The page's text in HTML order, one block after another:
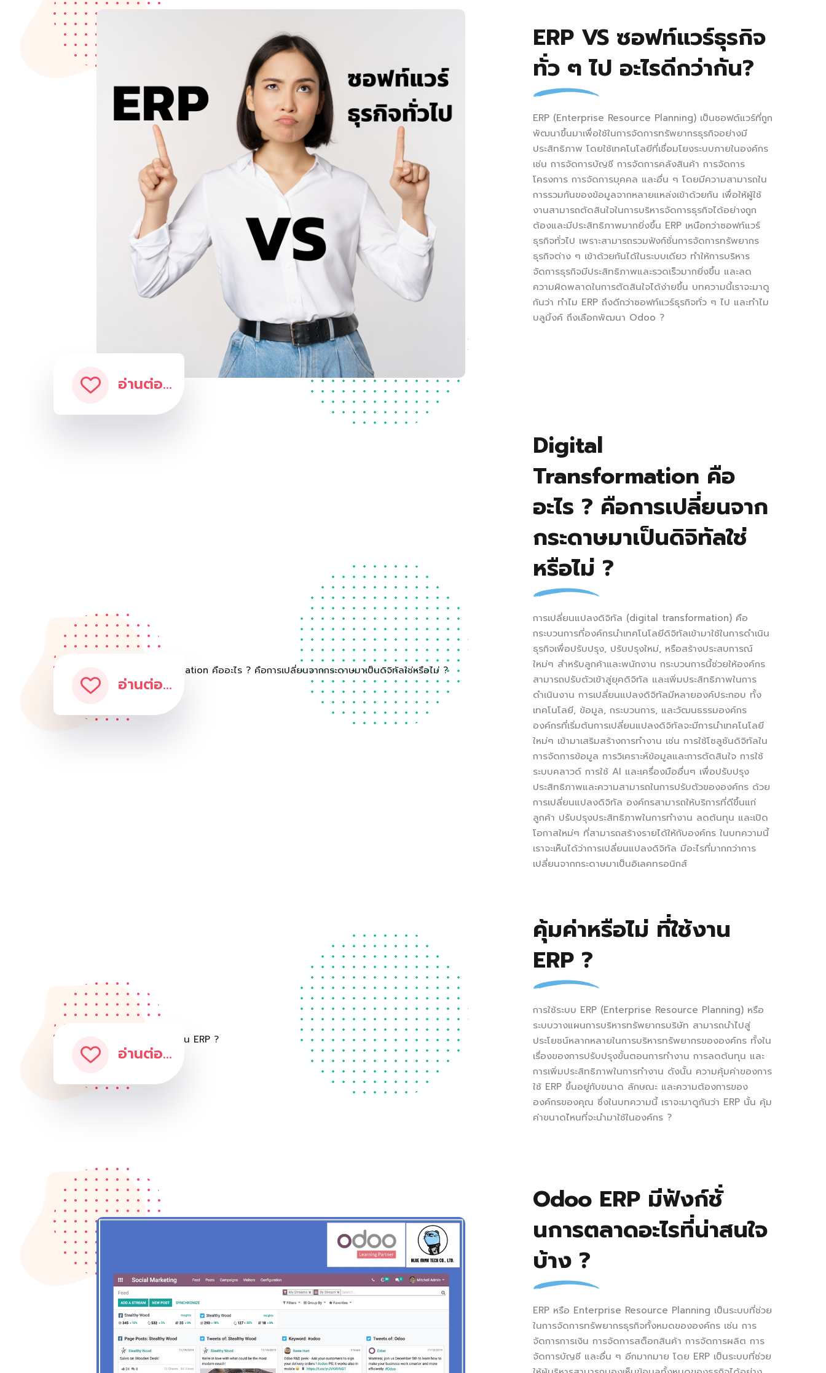
ERP VS ซอฟท์แวร์ธุรกิจ
ทั่ว ๆ ไป อะไรดีกว่ากัน?
ERP (Enterprise Resource Planning) เป็นซอฟต์แวร์ที่ถูก
พัฒนาขึ้นมาเพื่อใช้ในการจัดการทรัพยากรธุรกิจอย่างมี
ประสิทธิภาพ โดยใช้เทคโนโลยีที่เชื่อมโยงระบบภายในองค์กร
เช่น การจัดการบัญชี การจัดการคลังสินค้า การจัดการ
โครงการ การจัดการบุคคล และอื่น ๆ โดยมีความสามารถใน
การรวมกันของข้อมูลจากหลายแหล่งเข้าด้วยกัน เพื่อให้ผู้ใช้
งานสามารถตัดสินใจในการบริหารจัดการธุรกิจได้อย่างถูก
ต้องและมีประสิทธิภาพมากยิ่งขึ้น ERP เหนือกว่าซอฟท์แวร์
ธุรกิจทั่วไป เพราะสามารถรวมฟังก์ชั่นการจัดการทรัพยากร
ธุรกิจต่าง ๆ เข้าด้วยกันได้ในระบบเดียว ทำให้การบริหาร
จัดการธุรกิจมีประสิทธิภาพและรวดเร็วมากยิ่งขึ้น และลด
ความผิดพลาดในการตัดสินใจได้ง่ายขึ้น บทความนี้เราจะมาดู
กันว่า ทำไม ERP ถึงดีกว่าซอฟท์แวร์ธุรกิจทั่ว ๆ ไป และทำไม
บลูมิ้งค์ ถึงเลือกพัฒนา Odoo ?
Digital
Transformation คือ
อะไร ? คือการเปลี่ยนจาก
กระดาษมาเป็นดิจิทัลใช่
หรือไม่ ?
การเปลี่ยนแปลงดิจิทัล (digital transformation) คือ
กระบวนการที่องค์กรนำเทคโนโลยีดิจิทัลเข้ามาใช้ในการดำเนิน
ธุรกิจเพื่อปรับปรุง, ปรับปรุงใหม่, หรือสร้างประสบการณ์
ใหม่ๆ สำหรับลูกค้าและพนักงาน กระบวนการนี้ช่วยให้องค์กร
สามารถปรับตัวเข้าสู่ยุคดิจิทัล และเพิ่มประสิทธิภาพในการ
ดำเนินงาน การเปลี่ยนแปลงดิจิทัลมีหลายองค์ประกอบ ทั้ง
เทคโนโลยี, ข้อมูล, กระบวนการ, และวัฒนธรรมองค์กร
องค์กรที่เริ่มต้นการเปลี่ยนแปลงดิจิทัลจะมีการนำเทคโนโลยี
ใหม่ๆ เข้ามาเสริมสร้างการทำงาน เช่น การใช้โซลูชันดิจิทัลใน
การจัดการข้อมูล การวิเคราะห์ข้อมูลและการตัดสินใจ การใช้
ระบบคลาวด์ การใช้ AI และเครื่องมืออื่นๆ เพื่อปรับปรุง
ประสิทธิภาพและความสามารถในการปรับตัวขององค์กร ด้วย
การเปลี่ยนแปลงดิจิทัล องค์กรสามารถให้บริการที่ดีขึ้นแก่
ลูกค้า ปรับปรุงประสิทธิภาพในการทำงาน ลดต้นทุน และเปิด
โอกาสใหม่ๆ ที่สามารถสร้างรายได้ให้กับองค์กร ในบทความนี้
เราจะเห็นได้ว่าการเปลี่ยนแปลงดิจิทัล มีอะไรที่มากกว่าการ
เปลี่ยนจากกระดาษมาเป็นอิเลคทรอนิกส์
คุ้มค่าหรือไม่ ที่ใช้งาน
ERP ?
การใช้ระบบ ERP (Enterprise Resource Planning) หรือ
ระบบวางแผนการบริหารทรัพยากรบริษัท สามารถนำไปสู่
ประโยชน์หลากหลายในการบริหารทรัพยากรขององค์กร ทั้งใน
เรื่องของการปรับปรุงขั้นตอนการทำงาน การลดต้นทุน และ
การเพิ่มประสิทธิภาพในการทำงาน ดังนั้น ความคุ้มค่าของการ
ใช้ ERP ขึ้นอยู่กับขนาด ลักษณะ และความต้องการของ
องค์กรของคุณ ซึ่งในบทความนี้ เราจะมาดูกันว่า ERP นั้น คุ้ม
ค่าขนาดไหนที่จะนำมาใช้ในองค์กร ?
Odoo ERP มีฟังก์ชั่
นการตลาดอะไรที่น่าสนใจ
บ้าง ?
ERP หรือ Enterprise Resource Planning เป็นระบบที่ช่วย
ในการจัดการทรัพยากรธุรกิจทั้งหมดขององค์กร เช่น การ
จัดการการเงิน การจัดการสต็อกสินค้า การจัดการผลิต การ
จัดการบัญชี และอื่น ๆ อีกมากมาย โดย ERP เป็นระบบที่ช่วย